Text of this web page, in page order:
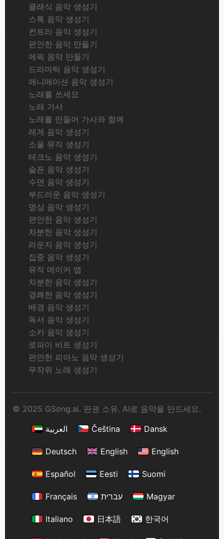
클래식 음악 생성기
스톡 음악 생성기
컨트리 음악 생성기
편안한 음악 만들기
에픽 음악 만들기
드라마틱 음악 생성기
애니메이션 음악 생성기
노래를 쓰세요
노래 가사
노래를 만들어 가사와 함께
레게 음악 생성기
소울 뮤직 생성기
테크노 음악 생성기
슬픈 음악 생성기
수면 음악 생성기
부드러운 음악 생성기
명상 음악 생성기
편안한 음악 생성기
차분한 음악 생성기
라운지 음악 생성기
집중 음악 생성기
뮤직 메이커 앱
차분한 음악 생성기
경쾌한 음악 생성기
배경 음악 생성기
독서 음악 생성기
소카 음악 생성기
로파이 비트 생성기
편안한 피아노 음악 생성기
무작위 노래 생성기
© 2025 GSong.ai. 판권 소유. AI로 음악을 만드세요.
العربية
Čeština Dansk
Deutsch English English
Español Eesti Suomi
Français עברית Magyar
Italiano 日本語 한국어